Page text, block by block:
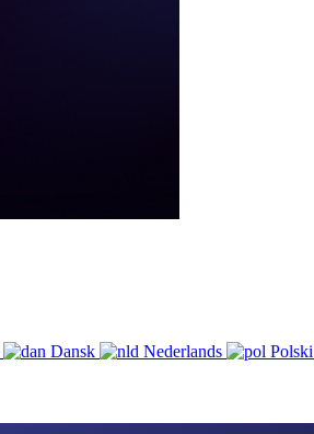
Dansk Nederlands Polski